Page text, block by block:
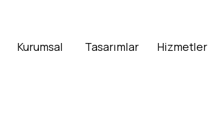
Kurumsal Tasarımlar Hizmetler